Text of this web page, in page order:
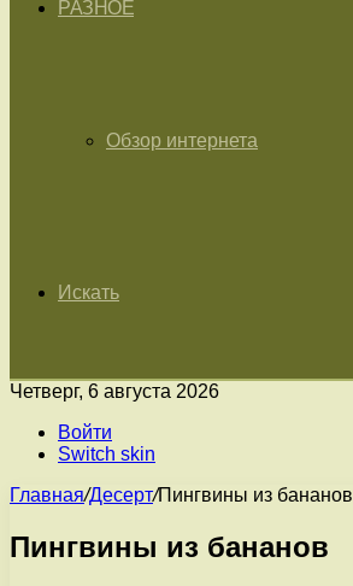
РАЗНОЕ
Обзор интернета
Искать
Четверг, 6 августа 2026
Войти
Switch skin
Главная/Десерт/Пингвины из бананов
Пингвины из бананов